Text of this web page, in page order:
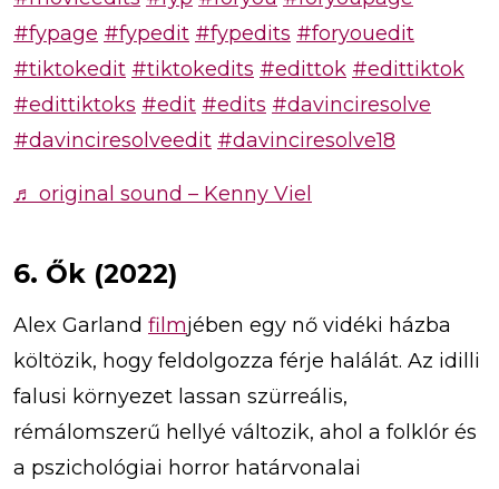
#fypage #fypedit #fypedits #foryouedit
#tiktokedit #tiktokedits #edittok #edittiktok
#edittiktoks #edit #edits #davinciresolve
#davinciresolveedit #davinciresolve18
♬ original sound – Kenny Viel
6. Ők (2022)
Alex Garland filmjében egy nő vidéki házba
költözik, hogy feldolgozza férje halálát. Az idilli
falusi környezet lassan szürreális,
rémálomszerű hellyé változik, ahol a folklór és
a pszichológiai horror határvonalai